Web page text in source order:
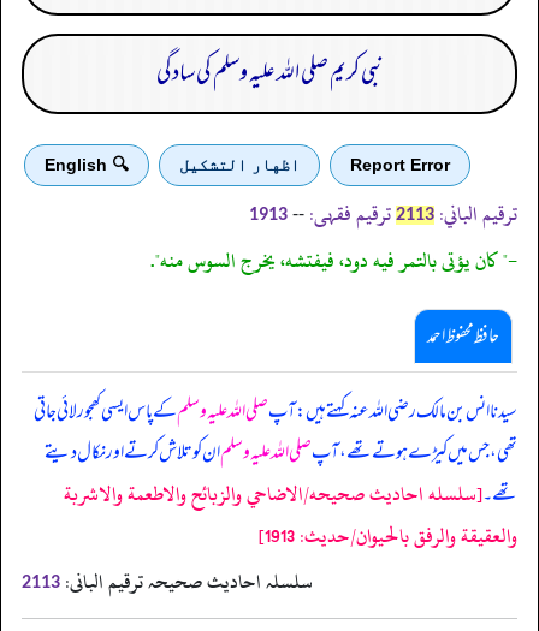
نبی کریم صلی اللہ علیہ وسلم کی سادگی
Report Error اظهار التشكيل 🔍 English
ترقیم الباني: 2113 ترقیم فقہی: --
1913
-" كان يؤتى بالتمر فيه دود، فيفتشه، يخرج السوس منه".
حافظ محفوظ احمد
سیدنا انس بن مالک رضی اللہ عنہ کہتے ہیں: آپصلی اللہ علیہ وسلمکے پاس ایسی کھجور لائی جاتی
تھی، جس میں کیڑے ہوتے تھے، آپصلی اللہ علیہ وسلمان کو تلاش کرتے اور نکال دیتے
تھے۔[سلسله احاديث صحيحه/الاضاحي والزبائح والاطعمة والاشربة
والعقيقة والرفق بالحيوان/حدیث: 1913]
سلسلہ احادیث صحیحہ ترقیم البانی: 2113